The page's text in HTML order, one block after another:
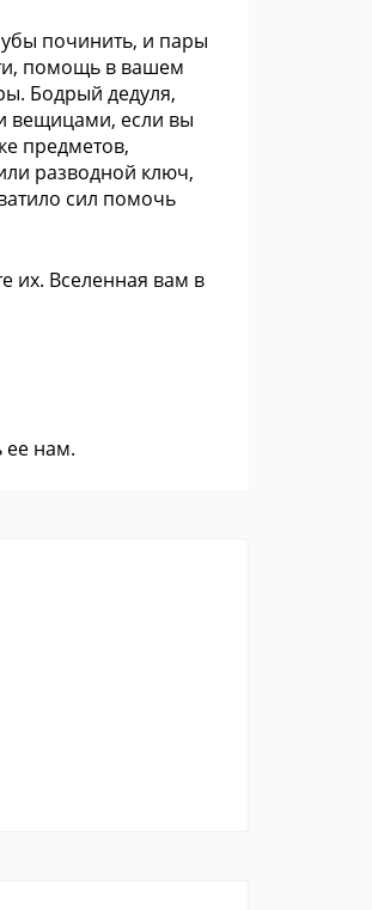
починить, и пары
помощь в вашем
Бодрый дедуля,
вещицами, если вы
предметов,
разводной ключ,
сил помочь
их. Вселенная вам в
ее нам.